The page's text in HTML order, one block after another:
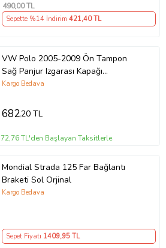
490,00 TL
Sepette %14 İndirim 421,40 TL
VW Polo 2005-2009 Ön Tampon
Sağ Panjur Izgarası Kapağı
6Q0853666E
Kargo Bedava
682,20 TL
72,76 TL'den Başlayan Taksitlerle
Mondial Strada 125 Far Bağlantı
Braketi Sol Orjinal
Kargo Bedava
Sepet Fiyatı 1409,95 TL